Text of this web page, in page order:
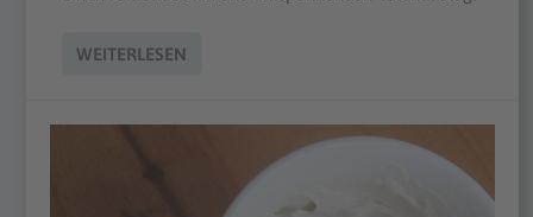
WEITERLESEN